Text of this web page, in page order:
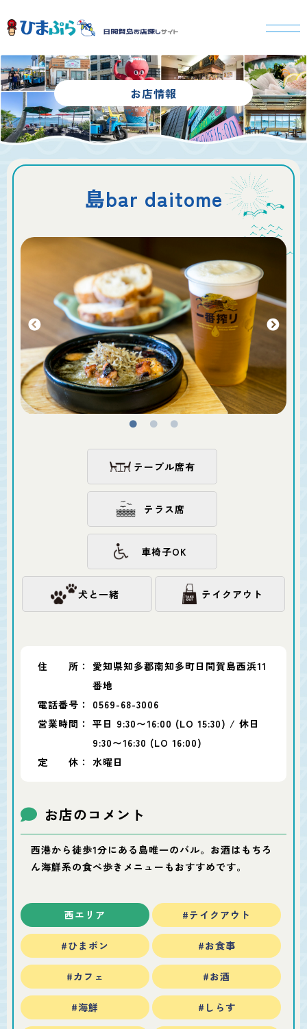
お店情報
島bar daitome
テーブル席有
テラス席
車椅子OK
犬と一緒 テイクアウト
住 所： 愛知県知多郡南知多町日間賀島西浜11
番地
電話番号： 0569-68-3006
営業時間： 平日 9:30〜16:00 (LO 15:30) / 休日
9:30〜16:30 (LO 16:00)
定 休： 水曜日
お店のコメント
西港から徒歩1分にある島唯一のバル。お酒はもちろ
ん海鮮系の食べ歩きメニューもおすすめです。
西エリア #テイクアウト
#ひまポン #お食事
#カフェ #お酒
#海鮮 #しらす